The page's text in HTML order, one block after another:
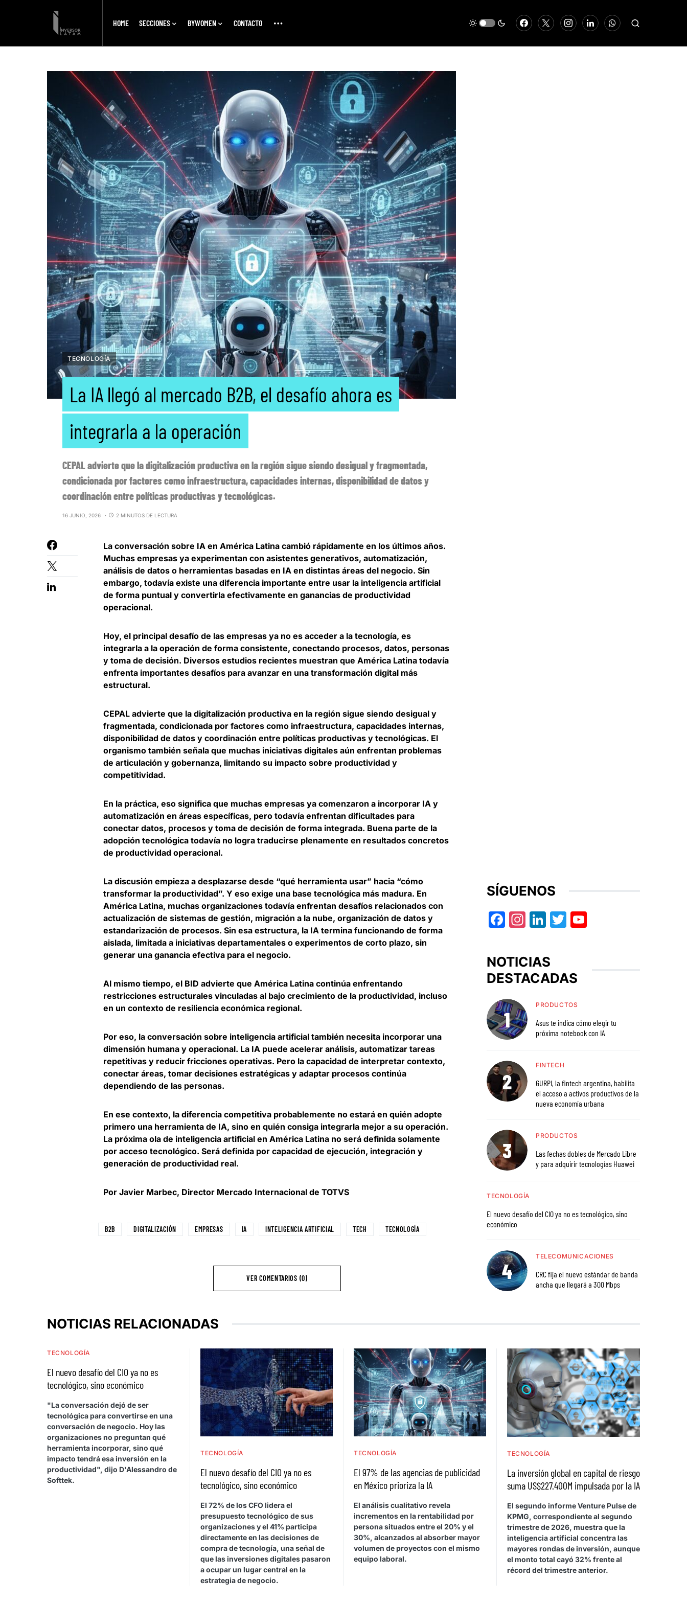
HOME SECCIONES BYWOMEN CONTACTO
TECNOLOGÍA
La IA llegó al mercado B2B, el desafío ahora es
integrarla a la operación
CEPAL advierte que la digitalización productiva en la región sigue siendo desigual y fragmentada,
condicionada por factores como infraestructura, capacidades internas, disponibilidad de datos y
coordinación entre políticas productivas y tecnológicas.
16 JUNIO, 2026 2 MINUTOS DE LECTURA
La conversación sobre IA en América Latina cambió rápidamente en los últimos años.
Muchas empresas ya experimentan con asistentes generativos, automatización,
análisis de datos o herramientas basadas en IA en distintas áreas del negocio. Sin
embargo, todavía existe una diferencia importante entre usar la inteligencia artificial
de forma puntual y convertirla efectivamente en ganancias de productividad
operacional.
Hoy, el principal desafío de las empresas ya no es acceder a la tecnología, es
integrarla a la operación de forma consistente, conectando procesos, datos, personas
y toma de decisión. Diversos estudios recientes muestran que América Latina todavía
enfrenta importantes desafíos para avanzar en una transformación digital más
estructural.
CEPAL advierte que la digitalización productiva en la región sigue siendo desigual y
fragmentada, condicionada por factores como infraestructura, capacidades internas,
disponibilidad de datos y coordinación entre políticas productivas y tecnológicas. El
organismo también señala que muchas iniciativas digitales aún enfrentan problemas
de articulación y gobernanza, limitando su impacto sobre productividad y
competitividad.
En la práctica, eso significa que muchas empresas ya comenzaron a incorporar IA y
automatización en áreas específicas, pero todavía enfrentan dificultades para
conectar datos, procesos y toma de decisión de forma integrada. Buena parte de la
adopción tecnológica todavía no logra traducirse plenamente en resultados concretos
de productividad operacional.
La discusión empieza a desplazarse desde “qué herramienta usar” hacia “cómo
transformar la productividad”. Y eso exige una base tecnológica más madura. En
América Latina, muchas organizaciones todavía enfrentan desafíos relacionados con
actualización de sistemas de gestión, migración a la nube, organización de datos y
estandarización de procesos. Sin esa estructura, la IA termina funcionando de forma
aislada, limitada a iniciativas departamentales o experimentos de corto plazo, sin
generar una ganancia efectiva para el negocio.
Al mismo tiempo, el BID advierte que América Latina continúa enfrentando
restricciones estructurales vinculadas al bajo crecimiento de la productividad, incluso
en un contexto de resiliencia económica regional.
Por eso, la conversación sobre inteligencia artificial también necesita incorporar una
dimensión humana y operacional. La IA puede acelerar análisis, automatizar tareas
repetitivas y reducir fricciones operativas. Pero la capacidad de interpretar contexto,
conectar áreas, tomar decisiones estratégicas y adaptar procesos continúa
dependiendo de las personas.
En ese contexto, la diferencia competitiva probablemente no estará en quién adopte
primero una herramienta de IA, sino en quién consiga integrarla mejor a su operación.
La próxima ola de inteligencia artificial en América Latina no será definida solamente
por acceso tecnológico. Será definida por capacidad de ejecución, integración y
generación de productividad real.
Por Javier Marbec, Director Mercado Internacional de TOTVS
B2B DIGITALIZACIÓN EMPRESAS IA INTELIGENCIA ARTIFICIAL TECH TECNOLOGÍA
VER COMENTARIOS (0)
SÍGUENOS
Facebook
Instagram
LinkedIn
Twitter
NOTICIAS
DESTACADAS
PRODUCTOS
Asus te indica cómo elegir tu
próxima notebook con IA
FINTECH
GURPI, la fintech argentina, habilita
el acceso a activos productivos de la
nueva economía urbana
PRODUCTOS
Las fechas dobles de Mercado Libre
y para adquirir tecnologías Huawei
TECNOLOGÍA
El nuevo desafío del CIO ya no es tecnológico, sino
económico
TELECOMUNICACIONES
CRC fija el nuevo estándar de banda
ancha que llegará a 300 Mbps
NOTICIAS RELACIONADAS
TECNOLOGÍA
El nuevo desafío del CIO ya no es
tecnológico, sino económico
"La conversación dejó de ser
tecnológica para convertirse en una
conversación de negocio. Hoy las
organizaciones no preguntan qué
herramienta incorporar, sino qué
impacto tendrá esa inversión en la
productividad", dijo D'Alessandro de
Softtek.
TECNOLOGÍA
El nuevo desafío del CIO ya no es
tecnológico, sino económico
El 72% de los CFO lidera el
presupuesto tecnológico de sus
organizaciones y el 41% participa
directamente en las decisiones de
compra de tecnología, una señal de
que las inversiones digitales pasaron
a ocupar un lugar central en la
estrategia de negocio.
TECNOLOGÍA
El 97% de las agencias de publicidad
en México prioriza la IA
El análisis cualitativo revela
incrementos en la rentabilidad por
persona situados entre el 20% y el
30%, alcanzados al absorber mayor
volumen de proyectos con el mismo
equipo laboral.
TECNOLOGÍA
La inversión global en capital de riesgo
suma US$227.400M impulsada por la IA
El segundo informe Venture Pulse de
KPMG, correspondiente al segundo
trimestre de 2026, muestra que la
inteligencia artificial concentra las
mayores rondas de inversión, aunque
el monto total cayó 32% frente al
récord del trimestre anterior.